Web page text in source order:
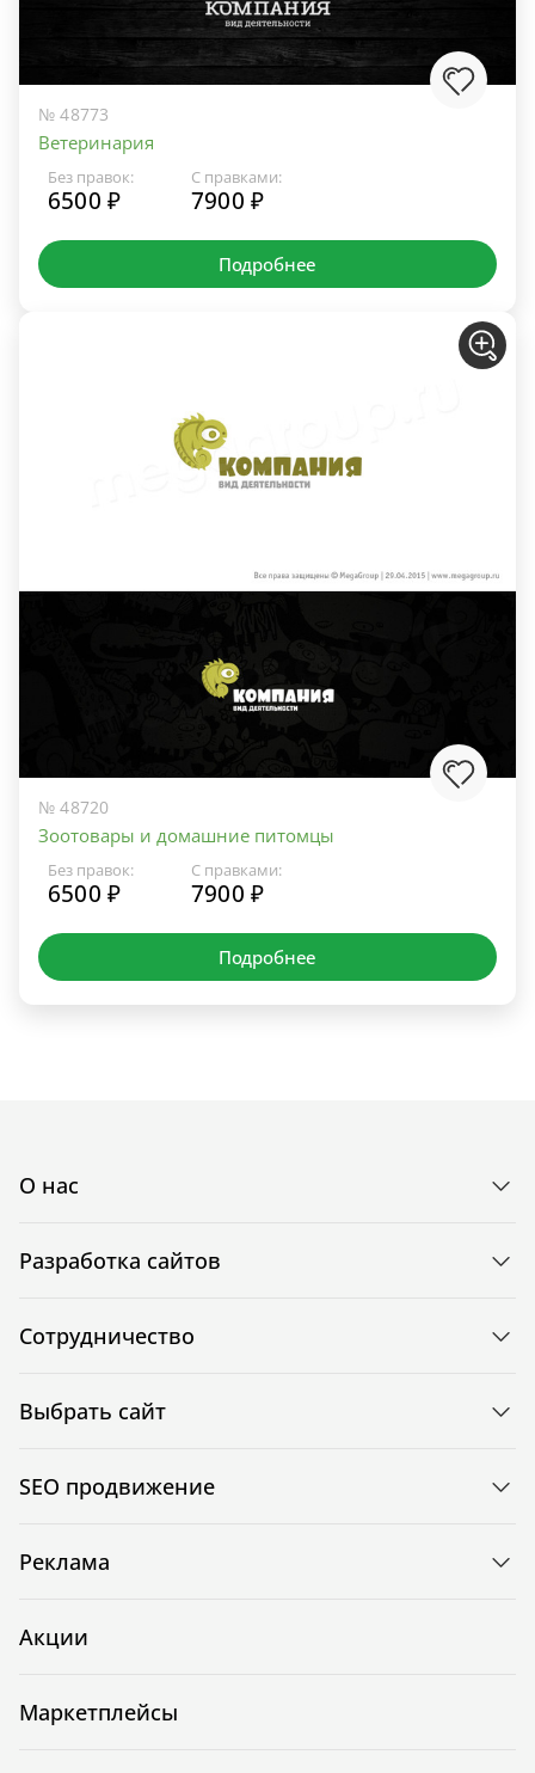
№ 48773
Ветеринария
Без правок:
6500 ₽
С правками:
7900 ₽
Подробнее
№ 48720
Зоотовары и домашние питомцы
Без правок:
6500 ₽
С правками:
7900 ₽
Подробнее
О нас
Разработка сайтов
Сотрудничество
Выбрать сайт
SEO продвижение
Реклама
Акции
Маркетплейсы